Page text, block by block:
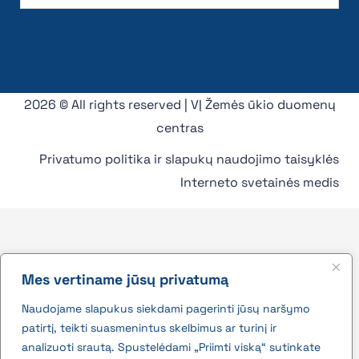
Mes vertiname jūsų privatumą
Naudojame slapukus siekdami pagerinti jūsų naršymo
patirtį, teikti suasmenintus skelbimus ar turinį ir
analizuoti srautą. Spustelėdami „Priimti viską“ sutinkate
2026 © All rights reserved | VĮ Žemės ūkio duomenų
centras
Privatumo politika ir slapukų naudojimo taisyklės
Interneto svetainės medis